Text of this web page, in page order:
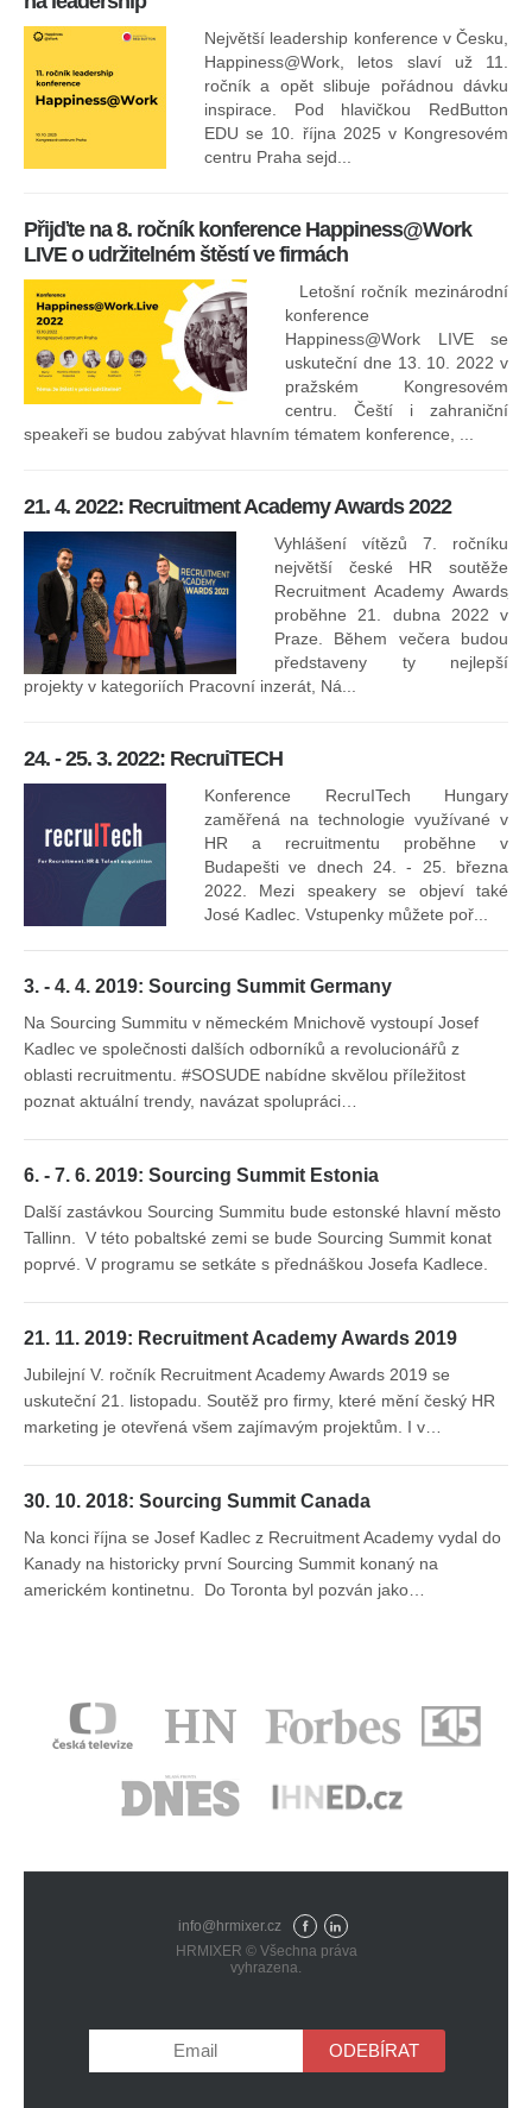
Největší leadership konference v Česku,
Happiness@Work, letos slaví už 11.
ročník a opět slibuje pořádnou dávku
inspirace. Pod hlavičkou RedButton
EDU se 10. října 2025 v Kongresovém
centru Praha sejd...
Přijďte na 8. ročník konference Happiness@Work
LIVE o udržitelném štěstí ve firmách
Letošní ročník mezinárodní
konference
Happiness@Work LIVE se
uskuteční dne 13. 10. 2022 v
pražském Kongresovém
centru. Čeští i zahraniční
speakeři se budou zabývat hlavním tématem konference, ...
21. 4. 2022: Recruitment Academy Awards 2022
Vyhlášení vítězů 7. ročníku
největší české HR soutěže
Recruitment Academy Awards
proběhne 21. dubna 2022 v
Praze. Během večera budou
představeny ty nejlepší
projekty v kategoriích Pracovní inzerát, Ná...
24. - 25. 3. 2022: RecruiTECH
Konference RecruITech Hungary
zaměřená na technologie využívané v
HR a recruitmentu proběhne v
Budapešti ve dnech 24. - 25. března
2022. Mezi speakery se objeví také
José Kadlec. Vstupenky můžete poř...
3. - 4. 4. 2019: Sourcing Summit Germany
Na Sourcing Summitu v německém Mnichově vystoupí Josef
Kadlec ve společnosti dalších odborníků a revolucionářů z
oblasti recruitmentu. #SOSUDE nabídne skvělou příležitost
poznat aktuální trendy, navázat spolupráci…
6. - 7. 6. 2019: Sourcing Summit Estonia
Další zastávkou Sourcing Summitu bude estonské hlavní město
Tallinn. V této pobaltské zemi se bude Sourcing Summit konat
poprvé. V programu se setkáte s přednáškou Josefa Kadlece.
21. 11. 2019: Recruitment Academy Awards 2019
Jubilejní V. ročník Recruitment Academy Awards 2019 se
uskuteční 21. listopadu. Soutěž pro firmy, které mění český HR
marketing je otevřená všem zajímavým projektům. I v…
30. 10. 2018: Sourcing Summit Canada
Na konci října se Josef Kadlec z Recruitment Academy vydal do
Kanady na historicky první Sourcing Summit konaný na
americkém kontinetnu. Do Toronta byl pozván jako…
info@hrmixer.cz
Fac
eb
Lin
HRMIXER © Všechna práva
vyhrazena.